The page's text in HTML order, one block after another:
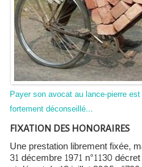
Payer son avocat au lance-pierre est
fortement déconseillé...
FIXATION DES HONORAIRES
Une prestation librement fixée, mais légalement encadrée loi du
31 décembre 1971 n°1130